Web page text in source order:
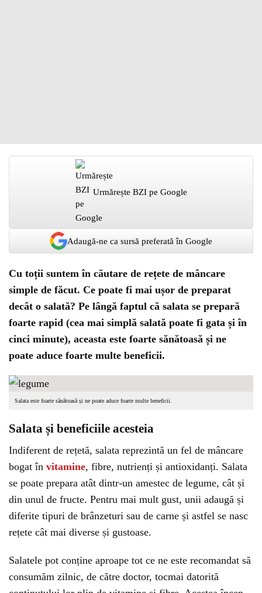
Urmărește BZI pe Google
Adaugă-ne ca sursă preferată în Google
Cu toții suntem în căutare de rețete de mâncare
simple de făcut. Ce poate fi mai ușor de preparat
decât o salată? Pe lângă faptul că salata se prepară
foarte rapid (cea mai simplă salată poate fi gata și în
cinci minute), aceasta este foarte sănătoasă și ne
poate aduce foarte multe beneficii.
Salata este foarte sănătoasă și ne poate aduce foarte multe beneficii.
Salata și beneficiile acesteia
Indiferent de rețetă, salata reprezintă un fel de mâncare
bogat în vitamine, fibre, nutrienți și antioxidanți. Salata
se poate prepara atât dintr-un amestec de legume, cât și
din unul de fructe. Pentru mai mult gust, unii adaugă și
diferite tipuri de brânzeturi sau de carne și astfel se nasc
rețete cât mai diverse și gustoase.
Salatele pot conține aproape tot ce ne este recomandat să
consumăm zilnic, de către doctor, tocmai datorită